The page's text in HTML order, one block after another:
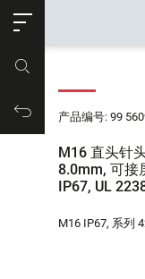
购物车产品编号: 99
M16 直头针
8.0mm, 可接
IP67, UL
M16 IP67, 系列